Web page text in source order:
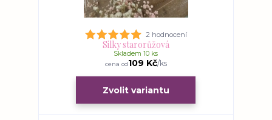
2 hodnocení
Silky starorůžová
cena od109 Kč/ks
Skladem 10 ks
Zvolit variantu